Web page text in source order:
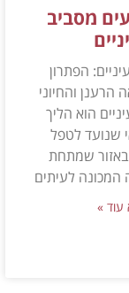
מסביב
הפתרון
והחיוני
הוא הליך
שנועד לטפל
שמתחת
המכונה לעיתים
עוד »